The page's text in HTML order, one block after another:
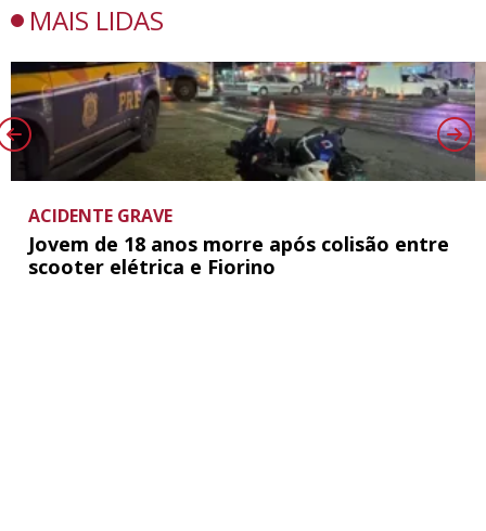
MAIS LIDAS
ACIDENTE GRAVE
Jovem de 18 anos morre após colisão entre
scooter elétrica e Fiorino